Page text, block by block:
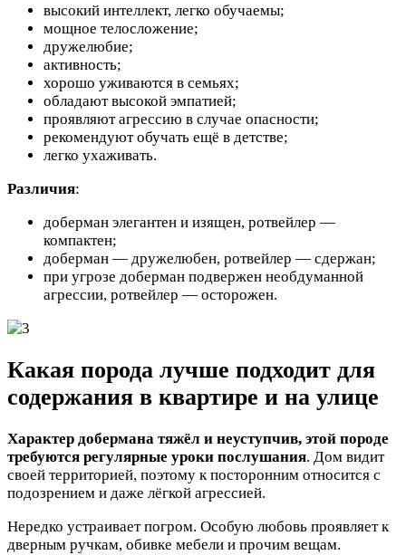
высокий интеллект, легко обучаемы;
мощное телосложение;
дружелюбие;
активность;
хорошо уживаются в семьях;
обладают высокой эмпатией;
проявляют агрессию в случае опасности;
рекомендуют обучать ещё в детстве;
легко ухаживать.
Различия:
доберман элегантен и изящен, ротвейлер —
компактен;
доберман — дружелюбен, ротвейлер — сдержан;
при угрозе доберман подвержен необдуманной
агрессии, ротвейлер — осторожен.
Какая порода лучше подходит для
содержания в квартире и на улице
Характер добермана тяжёл и неуступчив, этой породе
требуются регулярные уроки послушания. Дом видит
своей территорией, поэтому к посторонним относится с
подозрением и даже лёгкой агрессией.
Нередко устраивает погром. Особую любовь проявляет к
дверным ручкам, обивке мебели и прочим вещам.